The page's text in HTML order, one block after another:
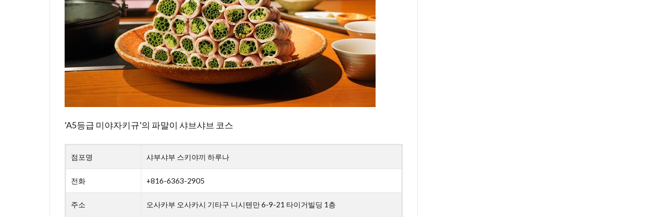
‘A5등급 미야자키규’의 파말이 샤브샤브 코스
점포명 샤부샤부 스키야끼 하루나
전화 +816-6363-2905
주소 오사카부 오사카시 기타구 니시텐만 6-9-21 타이거빌딩 1층